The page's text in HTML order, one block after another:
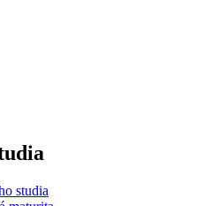
studia